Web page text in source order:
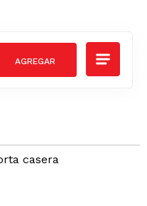
casera